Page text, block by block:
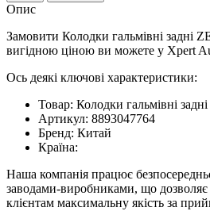
Опис
Замовити Колодки гальмівні задні
вигідною ціною ви можете у Xpert
Ось деякі ключові характеристики:
Товар: Колодки гальмівні
Артикул: 8893047764
Бренд: Китай
Країна:
Наша компанія працює
заводами-виробниками, що
клієнтам максимальну якість за